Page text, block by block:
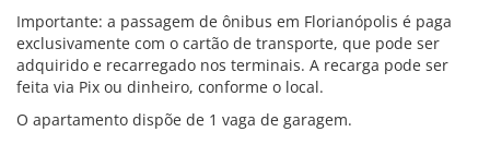
Importante: a passagem de ônibus em Florianópolis é paga
exclusivamente com o cartão de transporte, que pode ser
adquirido e recarregado nos terminais. A recarga pode ser
feita via Pix ou dinheiro, conforme o local.
O apartamento dispõe de 1 vaga de garagem.